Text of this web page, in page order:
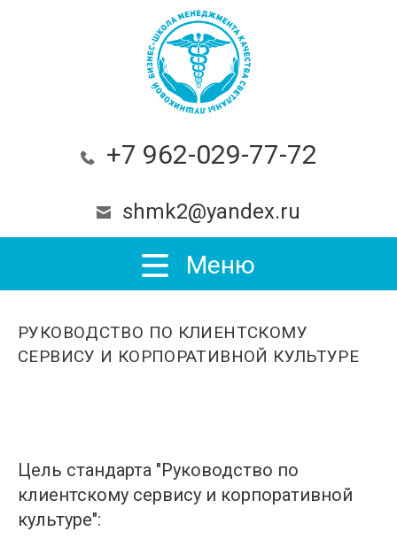
+7 962-029-77-72
shmk2@yandex.ru
Меню
РУКОВОДСТВО ПО КЛИЕНТСКОМУ
СЕРВИСУ И КОРПОРАТИВНОЙ КУЛЬТУРЕ
Цель стандарта "Руководство по
клиентскому сервису и корпоративной
культуре":